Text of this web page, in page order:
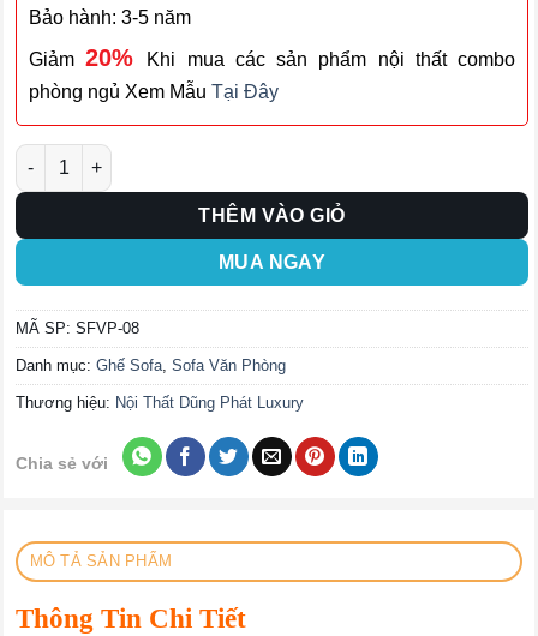
Bảo hành: 3-5 năm
Giảm20%
Khi mua các sản phẩm nội thất combo
phòng ngủ Xem Mẫu Tại Đây
Ghế Sofa Văn Phòng SFVP-08 số lượng
THÊM VÀO GIỎ
MUA NGAY
MÃ SP: SFVP-08
Danh mục: Ghế Sofa, Sofa Văn Phòng
Thương hiệu: Nội Thất Dũng Phát Luxury
Chia sẻ với
MÔ TẢ SẢN PHẨM
Thông Tin Chi Tiết